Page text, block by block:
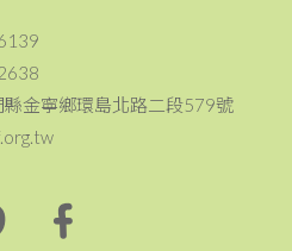
金寧鄉環島北路二段579號